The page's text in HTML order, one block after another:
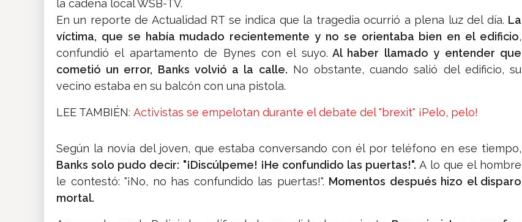
la cadena local WSB-TV.
En un reporte de Actualidad RT se indica que la tragedia ocurrió a plena luz del día. La
víctima, que se había mudado recientemente y no se orientaba bien en el edificio,
confundió el apartamento de Bynes con el suyo. Al haber llamado y entender que
cometió un error, Banks volvió a la calle. No obstante, cuando salió del edificio, su
vecino estaba en su balcón con una pistola.
LEE TAMBIÉN: Activistas se empelotan durante el debate del "brexit" ¡Pelo, pelo!
Según la novia del joven, que estaba conversando con él por teléfono en ese tiempo,
Banks solo pudo decir: "¡Discúlpeme! ¡He confundido las puertas!". A lo que el hombre
le contestó: "¡No, no has confundido las puertas!". Momentos después hizo el disparo
mortal.